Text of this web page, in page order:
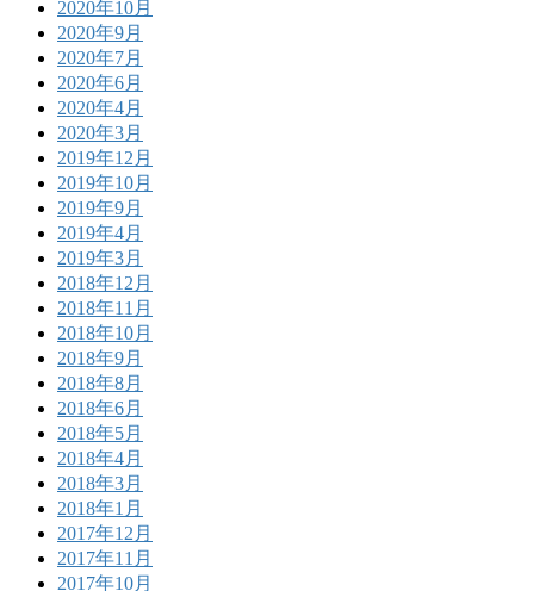
2020年10月
2020年9月
2020年7月
2020年6月
2020年4月
2020年3月
2019年12月
2019年10月
2019年9月
2019年4月
2019年3月
2018年12月
2018年11月
2018年10月
2018年9月
2018年8月
2018年6月
2018年5月
2018年4月
2018年3月
2018年1月
2017年12月
2017年11月
2017年10月